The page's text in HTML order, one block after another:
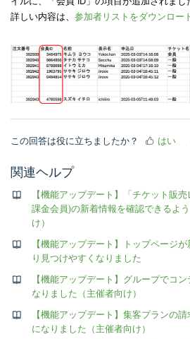
詳しい内容は、 参加者リストをダウンロー
この回答は役に立ちましたか？ はい
関連ヘルプ
【機能アップデート】「チケット販
課金会員)の新着情報を確認できるよ
け）
【機能アップデート】トップページ
り見つけやすくなりました
【機能アップデート】グループでコ
なりました（主催者向け）
【機能アップデート】集客プランの
になりました（主催者向け）